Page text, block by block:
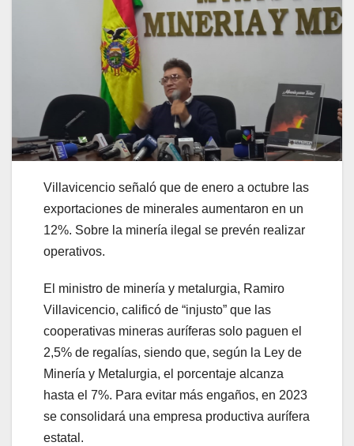
Villavicencio señaló que de enero a octubre las
exportaciones de minerales aumentaron en un
12%. Sobre la minería ilegal se prevén realizar
operativos.
El ministro de minería y metalurgia, Ramiro
Villavicencio, calificó de “injusto” que las
cooperativas mineras auríferas solo paguen el
2,5% de regalías, siendo que, según la Ley de
Minería y Metalurgia, el porcentaje alcanza
hasta el 7%. Para evitar más engaños, en 2023
se consolidará una empresa productiva aurífera
estatal.